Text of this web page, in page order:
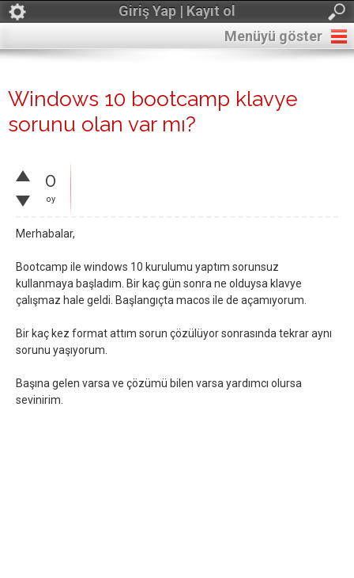
Giriş Yap | Kayıt ol
Menüyü göster
Windows 10 bootcamp klavye
sorunu olan var mı?
0
oy
Merhabalar,
Bootcamp ile windows 10 kurulumu yaptım sorunsuz
kullanmaya başladım. Bir kaç gün sonra ne olduysa klavye
çalışmaz hale geldi. Başlangıçta macos ile de açamıyorum.
Bir kaç kez format attım sorun çözülüyor sonrasında tekrar aynı
sorunu yaşıyorum.
Başına gelen varsa ve çözümü bilen varsa yardımcı olursa
sevinirim.